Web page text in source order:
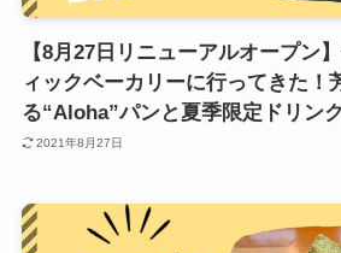
【8月27日リニューアルオープン
ィックベーカリーに行ってきた！
る“Aloha”パンと夏季限定ドリン
2021年8月27日